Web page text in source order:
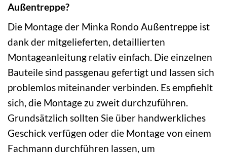
Außentreppe?
Die Montage der Minka Rondo Außentreppe ist
dank der mitgelieferten, detaillierten
Montageanleitung relativ einfach. Die einzelnen
Bauteile sind passgenau gefertigt und lassen sich
problemlos miteinander verbinden. Es empfiehlt
sich, die Montage zu zweit durchzuführen.
Grundsätzlich sollten Sie über handwerkliches
Geschick verfügen oder die Montage von einem
Fachmann durchführen lassen, um